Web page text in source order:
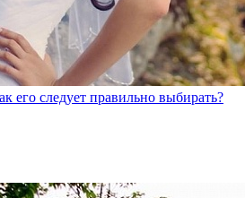
его следует правильно выбирать?